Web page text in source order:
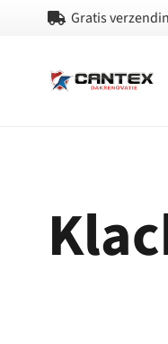
Gratis